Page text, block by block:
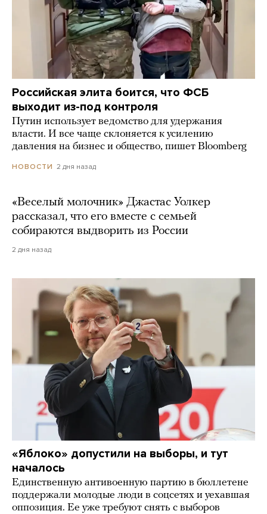
Российская элита боится, что ФСБ
выходит из-под контроля
Путин использует ведомство для удержания
власти. И все чаще склоняется к усилению
давления на бизнес и общество, пишет Bloomberg
НОВОСТИ 2 дня назад
«Веселый молочник» Джастас Уолкер
рассказал, что его вместе с семьей
собираются выдворить из России
2 дня назад
«Яблоко» допустили на выборы, и тут
началось
Единственную антивоенную партию в бюллетене
поддержали молодые люди в соцсетях и уехавшая
оппозиция. Ее уже требуют снять с выборов